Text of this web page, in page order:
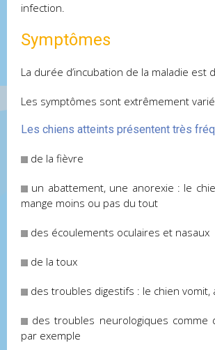
infection.
Symptômes
La durée d’incubation de la maladie est
Les symptômes sont extrêmement
Les chiens atteints présentent très
de la fièvre
un abattement, une anorexie : le
mange moins ou pas du tout
des écoulements oculaires et nasaux
de la toux
des troubles digestifs : le chien vomit,
des troubles neurologiques comme
par exemple